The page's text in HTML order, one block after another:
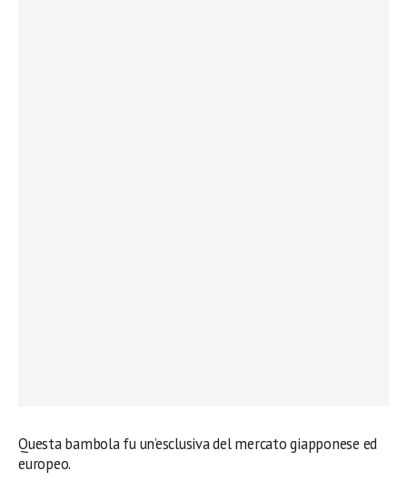
Questa bambola fu un’esclusiva del mercato giapponese ed
europeo.